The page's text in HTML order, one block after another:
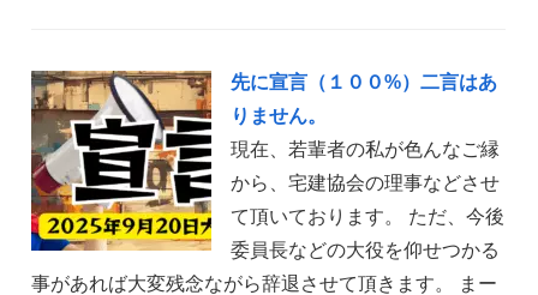
先に宣言（１００%）二言はあ
りません。
現在、若輩者の私が色んなご縁
から、宅建協会の理事などさせ
て頂いております。 ただ、今後
委員長などの大役を仰せつかる
事があれば大変残念ながら辞退させて頂きます。 まー